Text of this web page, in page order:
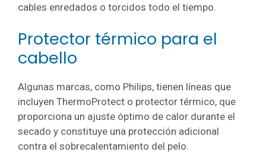
cables enredados o torcidos todo el tiempo.
Protector térmico para el
cabello
Algunas marcas, como Philips, tienen líneas que
incluyen ThermoProtect o protector térmico, que
proporciona un ajuste óptimo de calor durante el
secado y constituye una protección adicional
contra el sobrecalentamiento del pelo.